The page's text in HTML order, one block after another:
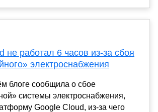
не работал 6 часов из-за сбоя
электроснабжения
блоге сообщила о сбое
системы электроснабжения,
Google Cloud, из-за чего